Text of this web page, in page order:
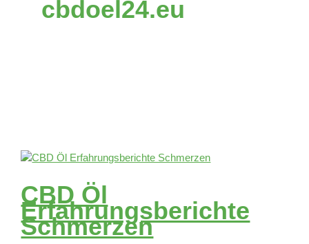
cbdoel24.eu
CBD Öl
Erfahrungsberichte
Schmerzen